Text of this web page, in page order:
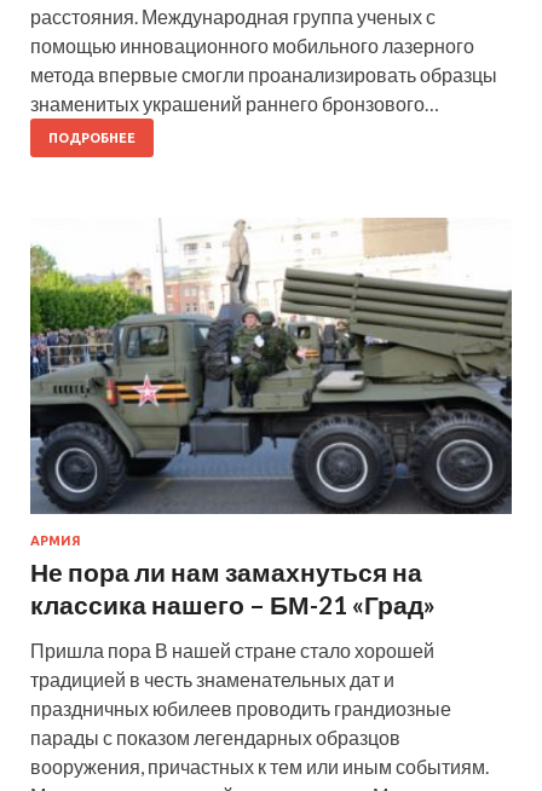
расстояния. Международная группа ученых с
помощью инновационного мобильного лазерного
метода впервые смогли проанализировать образцы
знаменитых украшений раннего бронзового…
ПОДРОБНЕЕ
АРМИЯ
Не пора ли нам замахнуться на
классика нашего – БМ-21 «Град»
Пришла пора В нашей стране стало хорошей
традицией в честь знаменательных дат и
праздничных юбилеев проводить грандиозные
парады с показом легендарных образцов
вооружения, причастных к тем или иным событиям.